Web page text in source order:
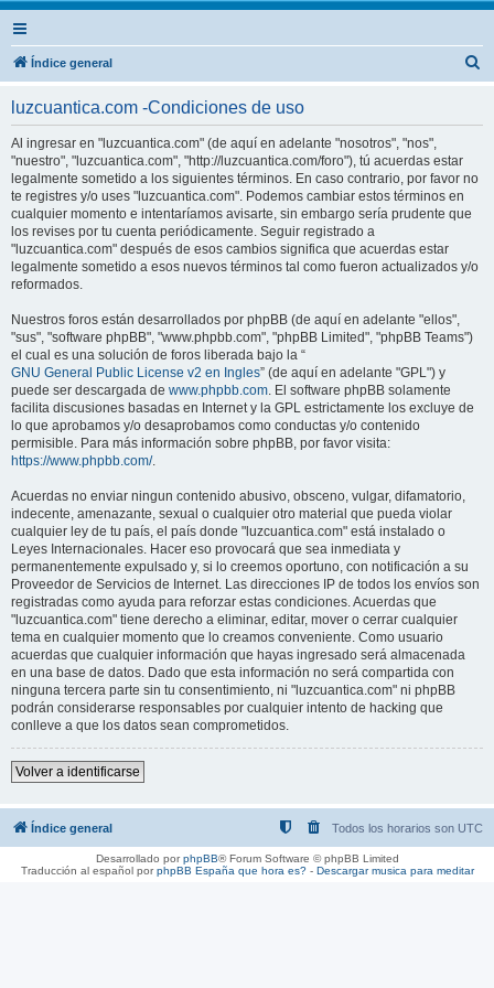
Índice general
luzcuantica.com -Condiciones de uso
Al ingresar en "luzcuantica.com" (de aquí en adelante "nosotros", "nos",
"nuestro", "luzcuantica.com", "http://luzcuantica.com/foro"), tú acuerdas estar
legalmente sometido a los siguientes términos. En caso contrario, por favor no
te registres y/o uses "luzcuantica.com". Podemos cambiar estos términos en
cualquier momento e intentaríamos avisarte, sin embargo sería prudente que
los revises por tu cuenta periódicamente. Seguir registrado a
"luzcuantica.com" después de esos cambios significa que acuerdas estar
legalmente sometido a esos nuevos términos tal como fueron actualizados y/o
reformados.
Nuestros foros están desarrollados por phpBB (de aquí en adelante "ellos",
"sus", "software phpBB", "www.phpbb.com", "phpBB Limited", "phpBB Teams")
el cual es una solución de foros liberada bajo la “
GNU General Public License v2 en Ingles” (de aquí en adelante "GPL") y
puede ser descargada de www.phpbb.com. El software phpBB solamente
facilita discusiones basadas en Internet y la GPL estrictamente los excluye de
lo que aprobamos y/o desaprobamos como conductas y/o contenido
permisible. Para más información sobre phpBB, por favor visita:
https://www.phpbb.com/.
Acuerdas no enviar ningun contenido abusivo, obsceno, vulgar, difamatorio,
indecente, amenazante, sexual o cualquier otro material que pueda violar
cualquier ley de tu país, el país donde "luzcuantica.com" está instalado o
Leyes Internacionales. Hacer eso provocará que sea inmediata y
permanentemente expulsado y, si lo creemos oportuno, con notificación a su
Proveedor de Servicios de Internet. Las direcciones IP de todos los envíos son
registradas como ayuda para reforzar estas condiciones. Acuerdas que
"luzcuantica.com" tiene derecho a eliminar, editar, mover o cerrar cualquier
tema en cualquier momento que lo creamos conveniente. Como usuario
acuerdas que cualquier información que hayas ingresado será almacenada
en una base de datos. Dado que esta información no será compartida con
ninguna tercera parte sin tu consentimiento, ni "luzcuantica.com" ni phpBB
podrán considerarse responsables por cualquier intento de hacking que
conlleve a que los datos sean comprometidos.
Volver a identificarse
Índice general Todos los horarios son UTC
Desarrollado porphpBB® Forum Software © phpBB Limited
Traducción al español porphpBB España que hora es?- Descargar musica para meditar